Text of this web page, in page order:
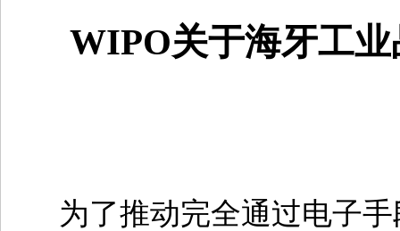
WIPO关于海牙工
为了推动完全通过电子